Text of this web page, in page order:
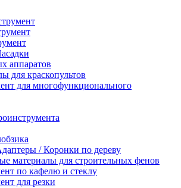
аппаратов
для краскопультов
для многофункционального
/ Коронки по дереву
материалы для строительных фенов
по кафелю и стеклу
для резки